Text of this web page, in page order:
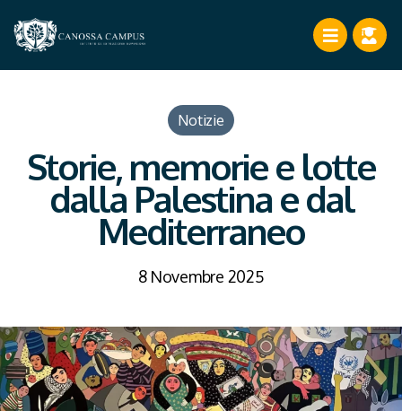
Notizie
Storie, memorie e lotte
dalla Palestina e dal
Mediterraneo
8 Novembre 2025